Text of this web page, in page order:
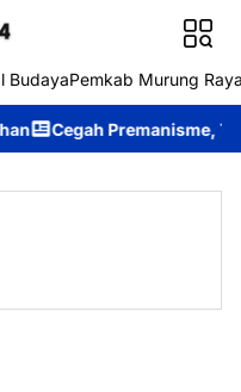
BudayaPemkab Murung
Premanisme, Tim Patroli